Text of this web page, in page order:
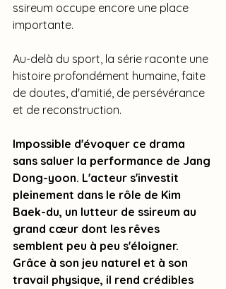
ssireum occupe encore une place
importante.
Au-delà du sport, la série raconte une
histoire profondément humaine, faite
de doutes, d'amitié, de persévérance
et de reconstruction.
Impossible d'évoquer ce drama
sans saluer la performance de Jang
Dong-yoon. L'acteur s'investit
pleinement dans le rôle de Kim
Baek-du, un lutteur de ssireum au
grand cœur dont les rêves
semblent peu à peu s'éloigner.
Grâce à son jeu naturel et à son
travail physique, il rend crédibles